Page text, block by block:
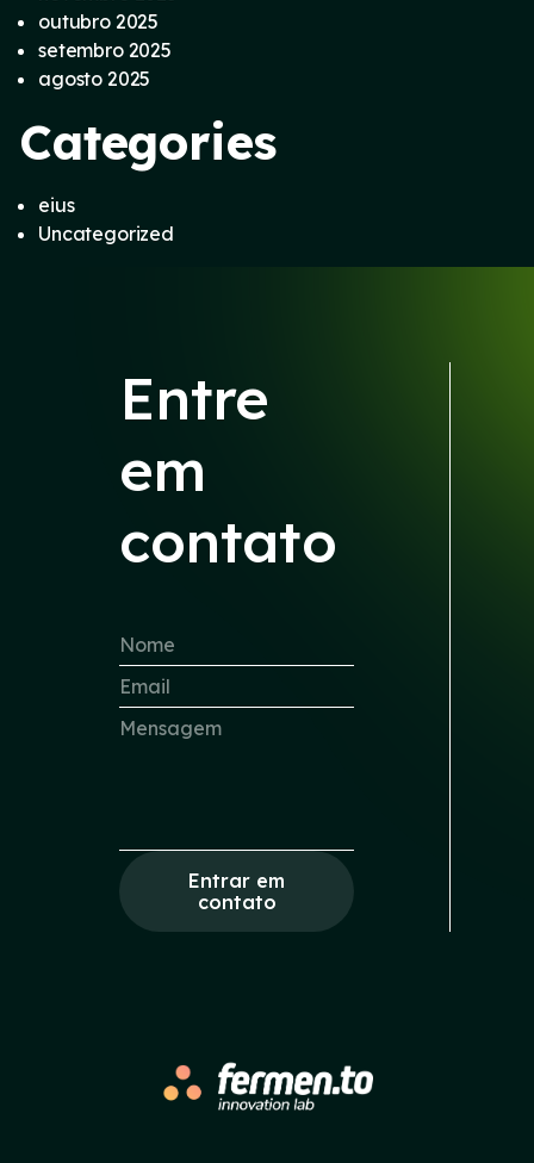
outubro 2025
setembro 2025
agosto 2025
Categories
eius
Uncategorized
Entre
em
contato
Entrar em
contato